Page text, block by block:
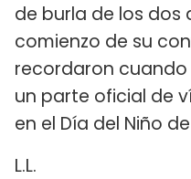
de burla de los dos
comienzo de su
recordaron
un parte oficial de
en el Día del Niño
L.L.